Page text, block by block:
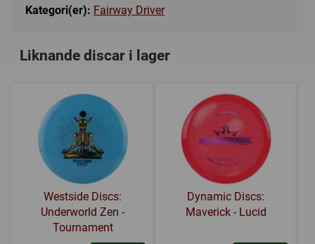
Kategori(er): Fairway Driver
Liknande discar i lager
Westside Discs:
Underworld Zen -
Tournament
Dynamic Discs:
Maverick - Lucid